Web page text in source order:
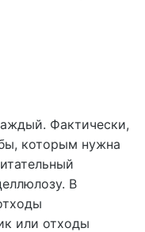
Фактически,
которым нужна
В
или отходы